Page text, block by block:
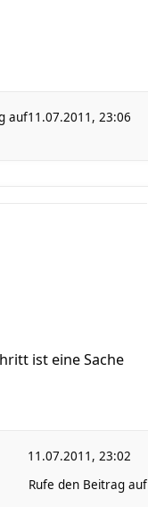
11.07.2011, 23:06
auf
ist eine Sache
11.07.2011, 23:02
Rufe den Beitrag auf